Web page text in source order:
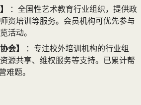
：全国性艺术教育行业组织，提供政
资培训等服务。会员机构可优先参与
活动。
会】
：专注校外培训机构的行业组
源共享、维权服务等支持。已累计帮
难题。